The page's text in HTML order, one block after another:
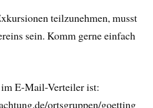
teilzunehmen, musst
sein. Komm gerne einfach
E-Mail-Verteiler ist:
ortsgruppen/goetting